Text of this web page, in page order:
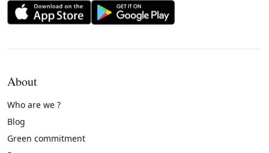
About
Who are we ?
Blog
Green commitment